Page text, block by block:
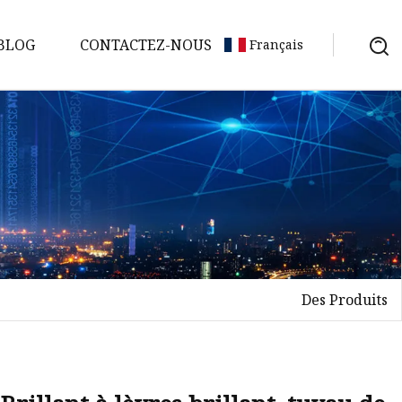
CONTACTEZ-NOUS Français
Des Produits